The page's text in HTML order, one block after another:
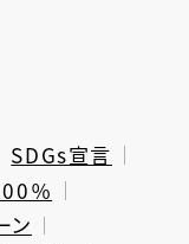
SDGs宣言
％
ン